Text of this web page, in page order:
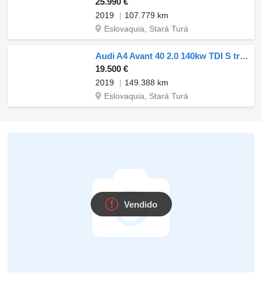
2019
107.779 km
Eslovaquia, Stará Turá
Audi A4 Avant 40 2.0 140kw TDI S tronic / TOP STAV / Aj na splátky a
19.500 €
2019
149.388 km
Eslovaquia, Stará Turá
Vendido